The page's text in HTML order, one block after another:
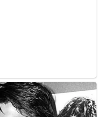
bis zu 2 Tage aufbewahrt
und nach